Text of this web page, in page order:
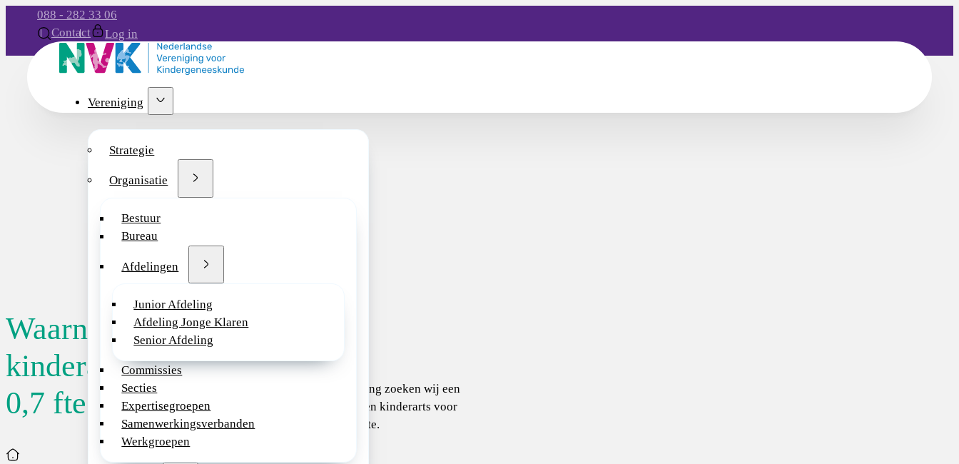
088 - 282 33 06
Contact
Log in
Vereniging
Strategie
Organisatie
Bestuur
Bureau
Afdelingen
Junior Afdeling
Afdeling Jonge Klaren
Senior Afdeling
Commissies
Secties
Expertisegroepen
Samenwerkingsverbanden
Werkgroepen
Waarnemend
kinderarts
0,7 fte
Home
Waarnemend
kinderarts
0,7 fte
Terug naar overzicht
Publicatiedatum
01-06-2026
Voor tijdelijke waarneming zoeken wij een
enthousiaste en betrokken kinderarts voor
een aanstelling van 0,7 fte.